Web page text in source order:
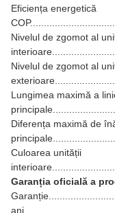
Eficiența energetică
Nivelul de zgomot al
Nivelul de zgomot al
Lungimea maximă a
Diferența maximă de
Culoarea unității
Garanția oficială a
ani